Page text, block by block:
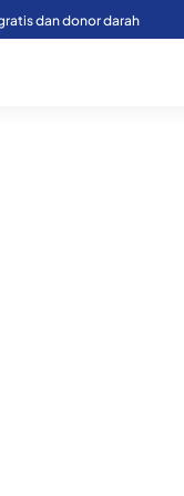
dan donor darah